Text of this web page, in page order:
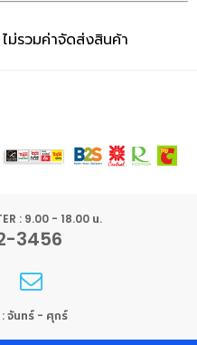
รวมค่าจัดส่งสินค้า
: 9.00 - 18.00 น.
3456
: จันทร์ - ศุกร์